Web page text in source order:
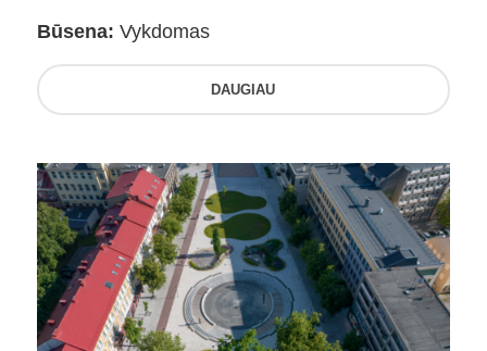
Būsena: Vykdomas
DAUGIAU